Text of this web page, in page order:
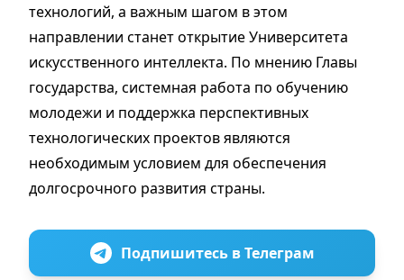
технологий, а важным шагом в этом
направлении станет открытие Университета
искусственного интеллекта. По мнению Главы
государства, системная работа по обучению
молодежи и поддержка перспективных
технологических проектов являются
необходимым условием для обеспечения
долгосрочного развития страны.
Подпишитесь в Телеграм